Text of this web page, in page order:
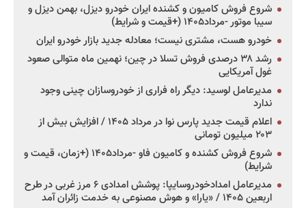
شروع فروش کامیون و کشنده ایران خودرو دیزل، بهمن دیزل و
سیبا موتور -مرداد۱۴۰۵ (+قیمت و شرایط)
خودرو هست، مشتری نیست؛ معادله جدید بازار خودرو ایران
رشد ۳۸ درصدی فروش تسلا در چین؛ نهمین ماه متوالی صعود
غول آمریکایی
مدیرعامل لوسید: دیگر راه فراری از خودروسازان چینی وجود
ندارد
اعلام قیمت جدید پارس نوا در مرداد ۱۴۰۵ / افزایش بیش از
۲۰۳ میلیون تومانی
شروع فروش کشنده و کامیون فاو -مرداد۱۴۰۵ (+زمان، قیمت و
شرایط)
مدیرعامل امدادخودروسایپا: پوشش امدادی ۶ مرز غربی در طرح
اربعین ۱۴۰۵ / «یارا» و هوش مصنوعی به خدمت زائران آمد